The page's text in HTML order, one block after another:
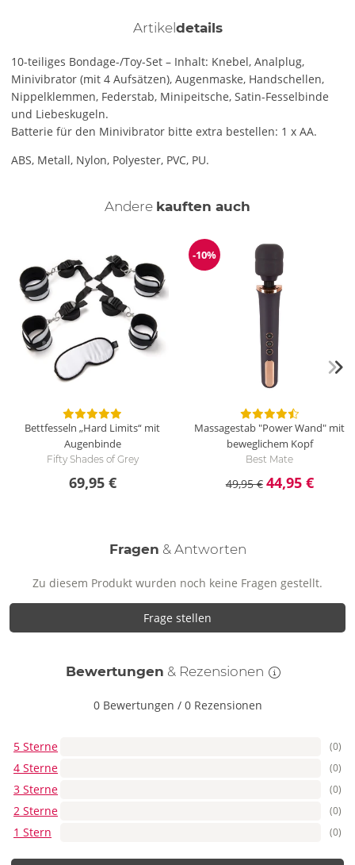
Artikeldetails
10-teiliges Bondage-/Toy-Set – Inhalt: Knebel, Analplug,
Minivibrator (mit 4 Aufsätzen), Augenmaske, Handschellen,
Nippelklemmen, Federstab, Minipeitsche, Satin-Fesselbinde
und Liebeskugeln.
Batterie für den Minivibrator bitte extra bestellen: 1 x AA.
ABS, Metall, Nylon, Polyester, PVC, PU.
Andere kauften auch
Bettfesseln „Hard Limits“ mit
Augenbinde
Fifty Shades of Grey
69,95 €
Reduzierung
-10%
Massagestab "Power Wand" mit
beweglichem Kopf
Best Mate
49,95 € 44,95 €
Fragen & Antworten
Zu diesem Produkt wurden noch keine Fragen gestellt.
Frage stellen
Bewertungen & Rezensionen
0 Bewertungen / 0 Rezensionen
5 Sterne (0)
4 Sterne (0)
3 Sterne (0)
2 Sterne (0)
1 Stern (0)